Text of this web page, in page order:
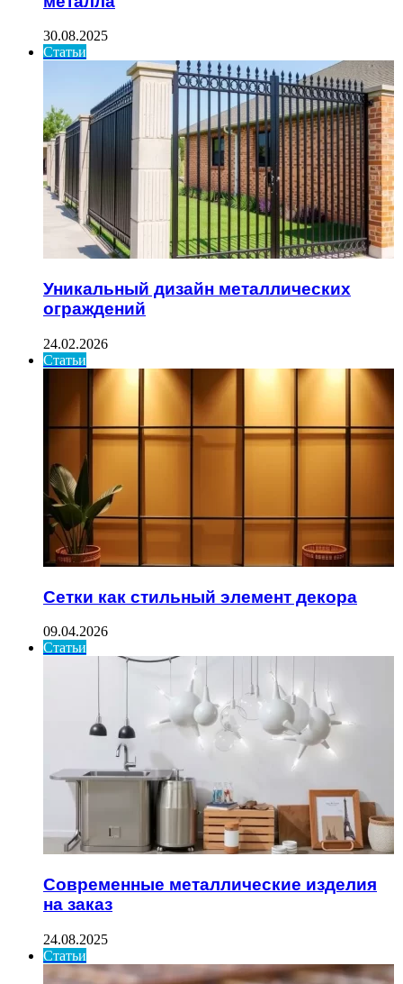
30.08.2025
Статьи
Уникальный дизайн металлических
ограждений
24.02.2026
Статьи
Сетки как стильный элемент декора
09.04.2026
Статьи
Современные металлические изделия
на заказ
24.08.2025
Статьи